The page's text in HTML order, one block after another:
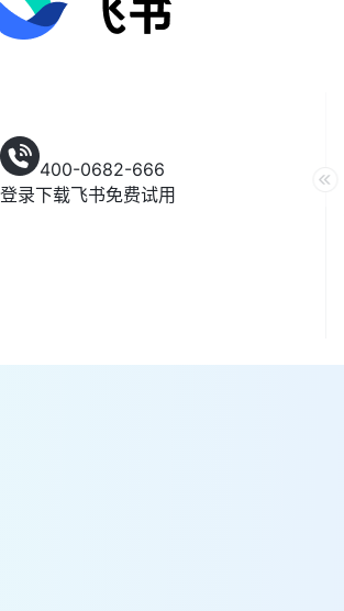
400-0682-666
登录下载飞书免费试用